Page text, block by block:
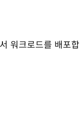
워크로드를 배포합